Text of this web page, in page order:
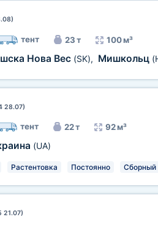
тент 23 т 100 м³
Нова Вес (SK), Мишкольц
28.07)
тент 22 т 92 м³
(UA)
Растентовка Постоянно Сборный
21.07)